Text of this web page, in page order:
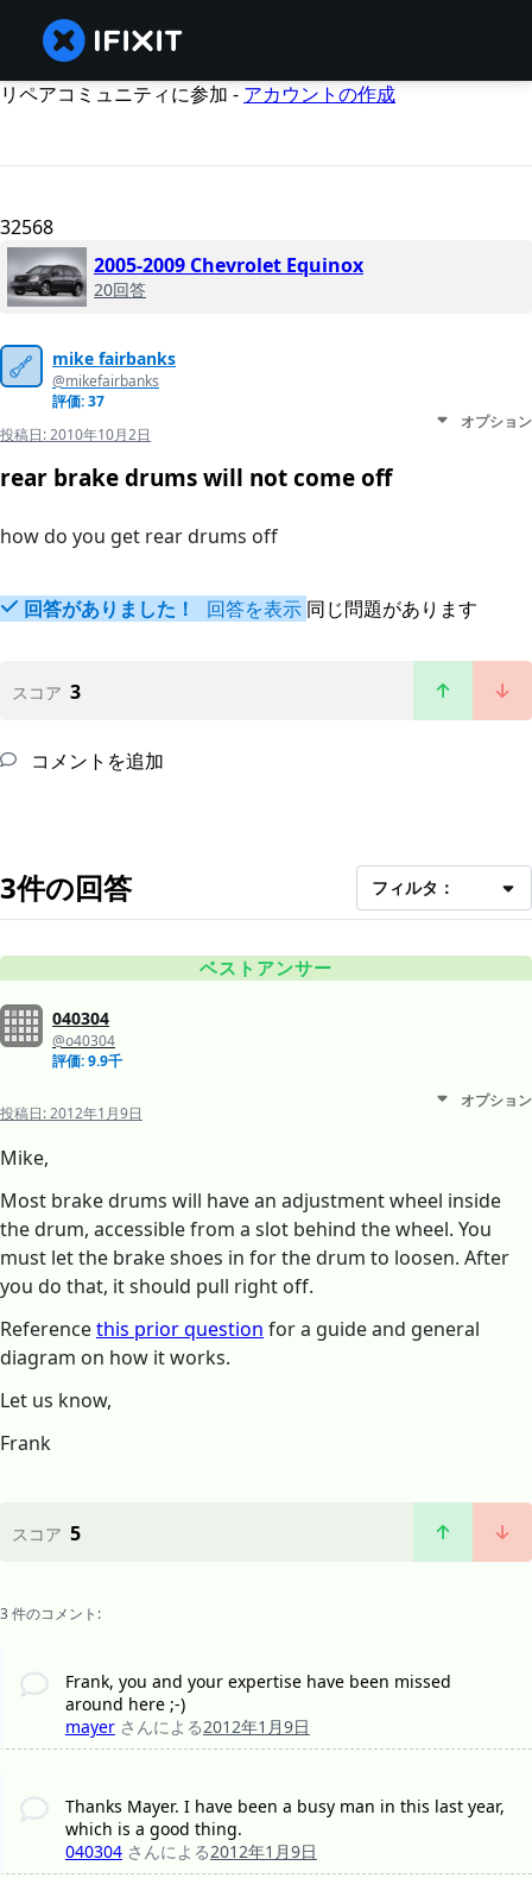
リペアコミュニティに参加 - アカウントの作成
32568
2005-2009 Chevrolet Equinox
20回答
mike fairbanks
@mikefairbanks
評価: 37
投稿日:2010年10月2日
オプション
rear brake drums will not come off
how do you get rear drums off
回答がありました！ 回答を表示 同じ問題があります
スコア 3
コメントを追加
3件の回答 フィルタ：
ベストアンサー
040304
@o40304
評価: 9.9千
投稿日:2012年1月9日
オプション
Mike,
Most brake drums will have an adjustment wheel inside
the drum, accessible from a slot behind the wheel. You
must let the brake shoes in for the drum to loosen. After
you do that, it should pull right off.
Referencethis prior question for a guide and general
diagram on how it works.
Let us know,
Frank
スコア 5
3 件のコメント:
Frank, you and your expertise have been missed
around here ;-)
mayer さんによる2012年1月9日
Thanks Mayer. I have been a busy man in this last year,
which is a good thing.
040304 さんによる2012年1月9日